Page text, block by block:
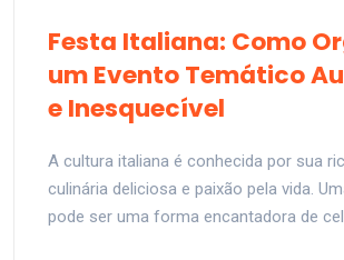
Festa Italiana: Como
um Evento Temático
e Inesquecível
A cultura italiana é conhecida por sua
culinária deliciosa e paixão pela vida.
pode ser uma forma encantadora de